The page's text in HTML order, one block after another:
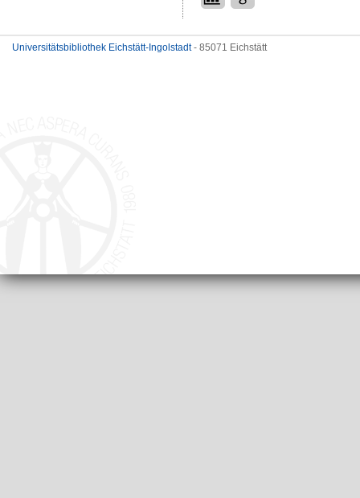
Universitätsbibliothek Eichstätt-Ingolstadt- 85071 Eichstätt